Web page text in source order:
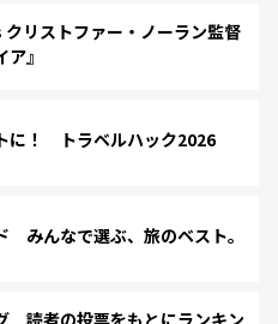
リストファー・ノーラン監督
』
に！ トラベルハック2026
みんなで選ぶ、旅のベスト。
読者の投票をもとにランキン